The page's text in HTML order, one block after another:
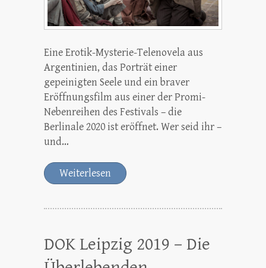
Eine Erotik-Mysterie-Telenovela aus
Argentinien, das Porträt einer
gepeinigten Seele und ein braver
Eröffnungsfilm aus einer der Promi-
Nebenreihen des Festivals – die
Berlinale 2020 ist eröffnet. Wer seid ihr –
und…
Weiterlesen
DOK Leipzig 2019 – Die